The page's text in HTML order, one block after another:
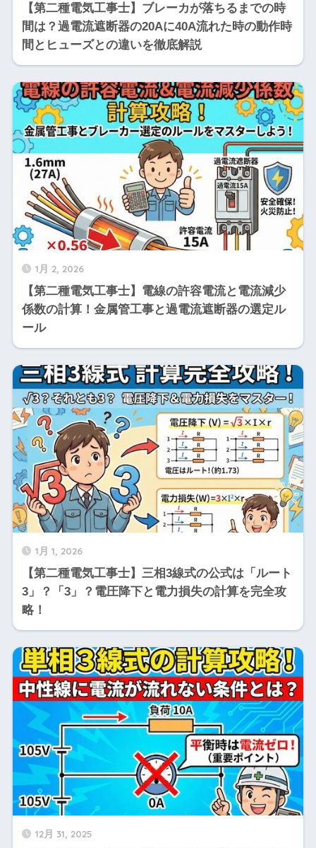
【第二種電気工事士】ブレーカが落ちるまでの時
間は？過電流遮断器の20Aに40A流れた時の動作時
間とヒューズとの違いを徹底解説
1月 2, 2026
【第二種電気工事士】電線の許容電流と電流減少
係数の計算！金属管工事と過電流遮断器の選定ル
ール
1月 1, 2026
【第二種電気工事士】三相3線式の公式は「ルート
3」？「3」？電圧降下と電力損失の計算を完全攻
略！
12月 31, 2025